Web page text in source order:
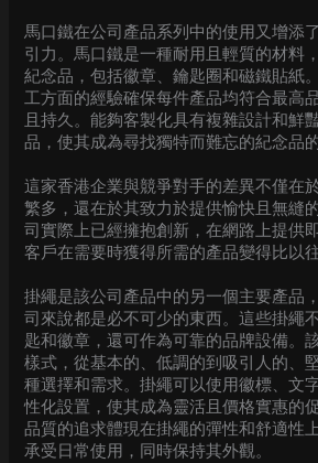
馬口鐵在公司產品系列中的使用又增添
引力。馬口鐵是一種耐用且輕質的材料
紀念品，包括徽章、鑰匙圈和磁鐵貼紙
工方面的經驗確保每件產品均符合最高
且持久。能夠客製化具有複雜設計和鮮
品，使其成為尋找獨特而難忘的紀念品
這家香港企業與競爭對手的差異不僅在
繁多，還在於其致力於提供愉快且無縫
司實際上已經擁抱創新，在網路上提供
客戶在需要時獲得所需的產品變得比以
掛繩是該公司產品中的另一個主要產品
司來說都是必不可少的東西。這些掛繩
匙和徽章，還可作為可靠的品牌設備。
樣式，從基本的、低調的到吸引人的、
種選擇和需求。掛繩可以使用徽標、文
性化設置，使其成為靈活且價格實惠的
品質的追求體現在掛繩的彈性和舒適性
承受日常使用，同時保持其外觀。